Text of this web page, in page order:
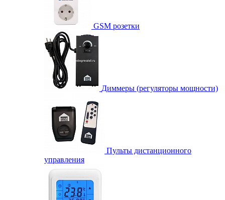
GSM розетки
Диммеры (регуляторы мощности)
Пульты дистанционного
управления